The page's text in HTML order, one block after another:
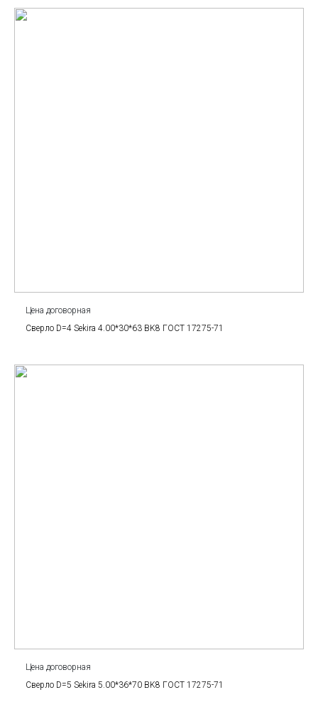
Цена договорная
Сверло D=4 Sekira 4.00*30*63 BK8 ГОСТ 17275-71
Цена договорная
Сверло D=5 Sekira 5.00*36*70 BK8 ГОСТ 17275-71